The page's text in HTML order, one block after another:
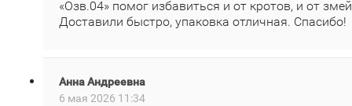
«Озв.04» помог избавиться и от кротов, и от
Доставили быстро, упаковка отличная. Спасибо!
Анна Андреевна
6 мая 2026 11:34